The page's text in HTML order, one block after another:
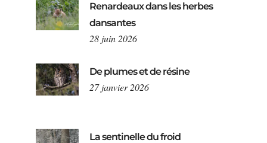
Renardeaux dans les herbes
dansantes
28 juin 2026
De plumes et de résine
27 janvier 2026
La sentinelle du froid